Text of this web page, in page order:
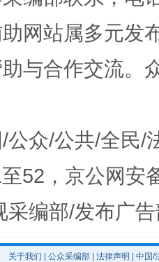
生
网站属多元发
与合作交流。
公众/公共/全民/
52，京公网安
采编部/发布广
关于我们 公众采编部 法律声明 | 中国